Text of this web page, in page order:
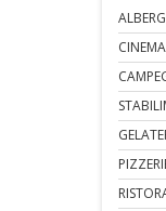
CINEMA